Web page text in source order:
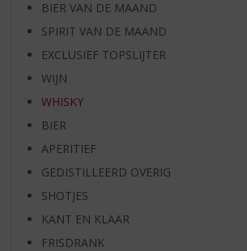
BIER VAN DE MAAND
SPIRIT VAN DE MAAND
EXCLUSIEF TOPSLIJTER
WIJN
WHISKY
BIER
APERITIEF
GEDISTILLEERD OVERIG
SHOTJES
KANT EN KLAAR
FRISDRANK